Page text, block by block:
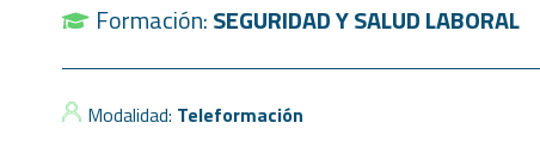
Formación:SEGURIDAD Y SALUD LABORAL
Modalidad: Teleformación